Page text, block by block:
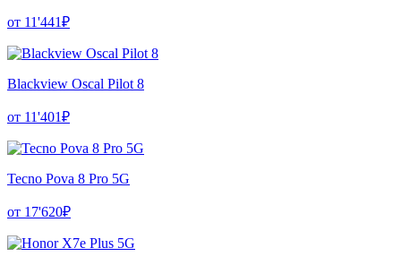
от 11'441₽
Blackview Oscal Pilot 8
от 11'401₽
Tecno Pova 8 Pro 5G
от 17'620₽